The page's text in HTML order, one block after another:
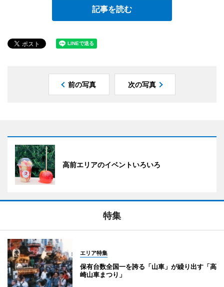
記事を読む
前の写真 次の写真
高前エリアのイベントいろいろ
特集
エリア特集
保有台数全国一を誇る「山車」が繰り出す「高
崎山車まつり」